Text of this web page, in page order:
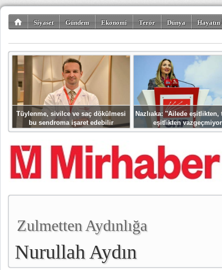
Siyaset Gündem Ekonomi Terör Dünya
Tüylenme, sivilce ve saç dökülmesi
bu sendroma işaret edebilir
Nazlıaka: ''Ailede eşitlikten,
eşitlikten
Zulmetten Aydınlığa
Nurullah Aydın